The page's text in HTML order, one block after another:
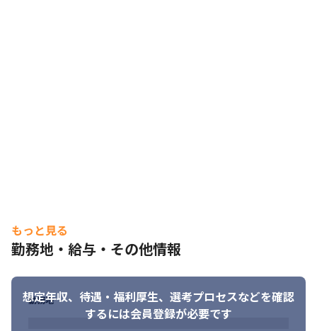
もっと見る
勤務地・給与・その他情報
想定年収、待遇・福利厚生、 選考プロセスなどを確認
するには会員登録が必要です
勤務地